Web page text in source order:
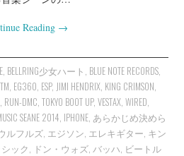
Reading →
, BELLRING少女ハート , BLUE NOTE RECORDS,
, EG360, ESP, JIMI HENDRIX, KING CRIMSON,
, RUN-DMC,TOKYO BOOT UP,VESTAX,WIRED,
SEANE 2014, IPHONE, あらかじめ決めら
ルフルズ, エジソン, エレキギター, キン
ック, ドン・ウォズ,バッハ, ビートル